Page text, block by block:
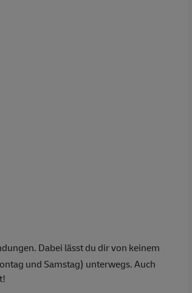
Dabei lässt du dir von keinem
und Samstag) unterwegs. Auch